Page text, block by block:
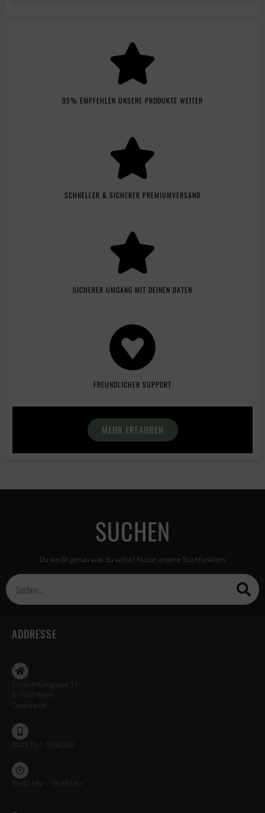
95% EMPFEHLEN UNSERE PRODUKTE WEITER
SCHNELLER & SICHERER PREMIUMVERSAND
SICHERER UMGANG MIT DEINEN DATEN
FREUNDLICHER SUPPORT
MEHR ERFAHREN
SUCHEN
Du weißt genau was du willst? Nutze unsere Suchfunktion
ADDRESSE
Schleifmühlgasse 11
A-1040 Wien
Österreich
0043 (0) 1 9530352
09:00 Uhr - 18:00 Uhr